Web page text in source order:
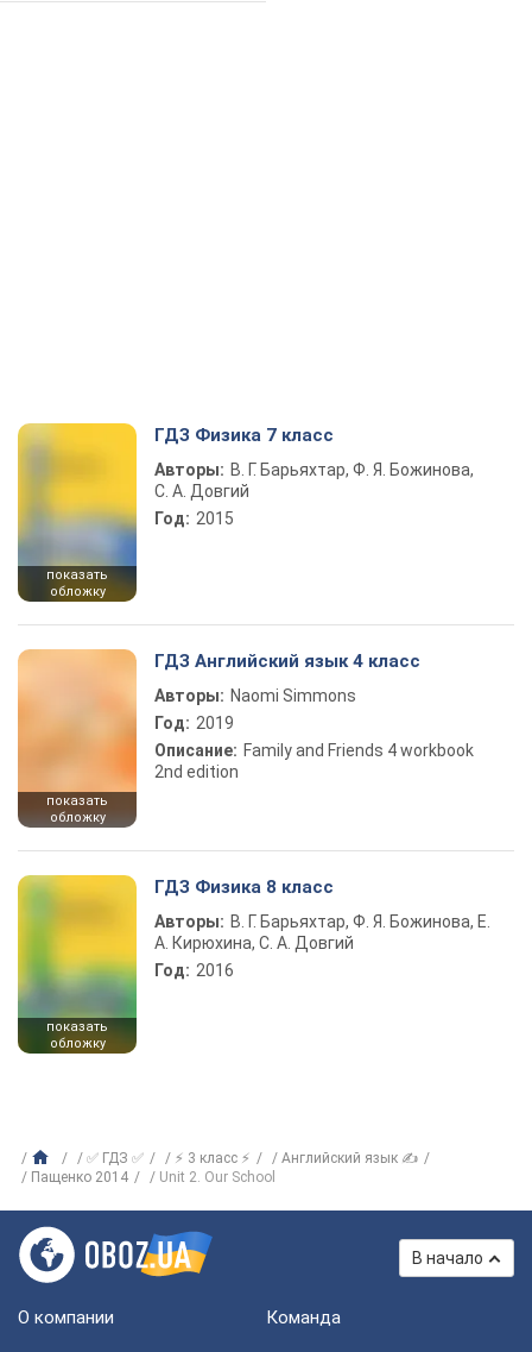
показать
обложку
ГДЗ Физика 7 класс
Авторы: В. Г. Барьяхтар, Ф. Я. Божинова,
С. А. Довгий
Год: 2015
показать
обложку
ГДЗ Английский язык 4 класс
Авторы: Naomi Simmons
Год: 2019
Описание: Family and Friends 4 workbook
2nd edition
показать
обложку
ГДЗ Физика 8 класс
Авторы: В. Г. Барьяхтар, Ф. Я. Божинова, Е.
А. Кирюхина, С. А. Довгий
Год: 2016
✅ ГДЗ ✅ ⚡ 3 класс ⚡
Английский язык ✍
Пащенко 2014
Unit 2. Our School
В начало
О компании Команда